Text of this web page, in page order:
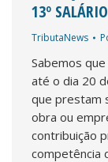
13º SALÁRIO
TributaNews
Sabemos
até o dia 20
que prestam
obra ou
contribuição
competência